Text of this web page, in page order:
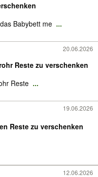
Babybett me ...
20.06.2026
Reste zu verschenken
Reste ...
19.06.2026
Reste zu verschenken
12.06.2026